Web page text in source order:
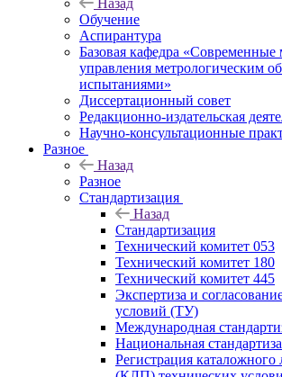
Назад
Обучение
Аспирантура
Базовая кафедра «Современные
управления метрологическим
испытаниями»
Диссертационный совет
Редакционно-издательская
Научно-консультационные
Разное
Назад
Разное
Стандартизация
Назад
Стандартизация
Технический комитет 053
Технический комитет 180
Технический комитет 445
Экспертиза и
условий (ТУ)
Международная
Национальная
Регистрация каталожного